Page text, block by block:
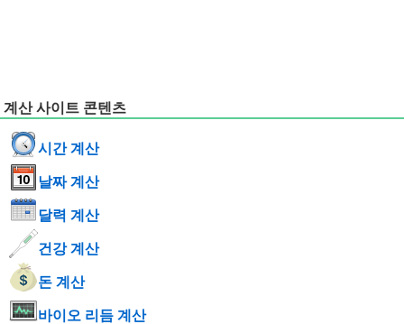
계산 사이트 콘텐츠
시간 계산
날짜 계산
달력 계산
건강 계산
돈 계산
바이오 리듬 계산